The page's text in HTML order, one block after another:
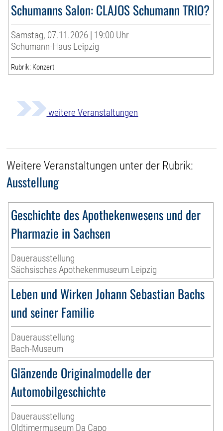
Schumanns Salon: CLAJOS Schumann TRIO?
Samstag, 07.11.2026 | 19:00 Uhr
Schumann-Haus Leipzig
Rubrik: Konzert
weitere Veranstaltungen
Weitere Veranstaltungen unter der Rubrik:
Ausstellung
Geschichte des Apothekenwesens und der
Pharmazie in Sachsen
Dauerausstellung
Sächsisches Apothekenmuseum Leipzig
Leben und Wirken Johann Sebastian Bachs
und seiner Familie
Dauerausstellung
Bach-Museum
Glänzende Originalmodelle der
Automobilgeschichte
Dauerausstellung
Oldtimermuseum Da Capo